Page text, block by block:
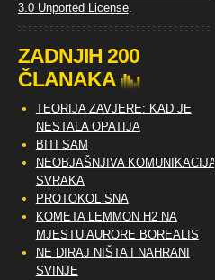
3.0 Unported License.
ZADNJIH 200
ČLANAKA
TEORIJA ZAVJERE: KAD JE
NESTALA OPATIJA
BITI SAM
NEOBJAŠNJIVA KOMUNIKACIJA
SVRAKA
PROTOKOL SNA
KOMETA LEMMON H2 NA
MJESTU AURORE BOREALIS
NE DIRAJ NIŠTA I NAHRANI
SVINJE